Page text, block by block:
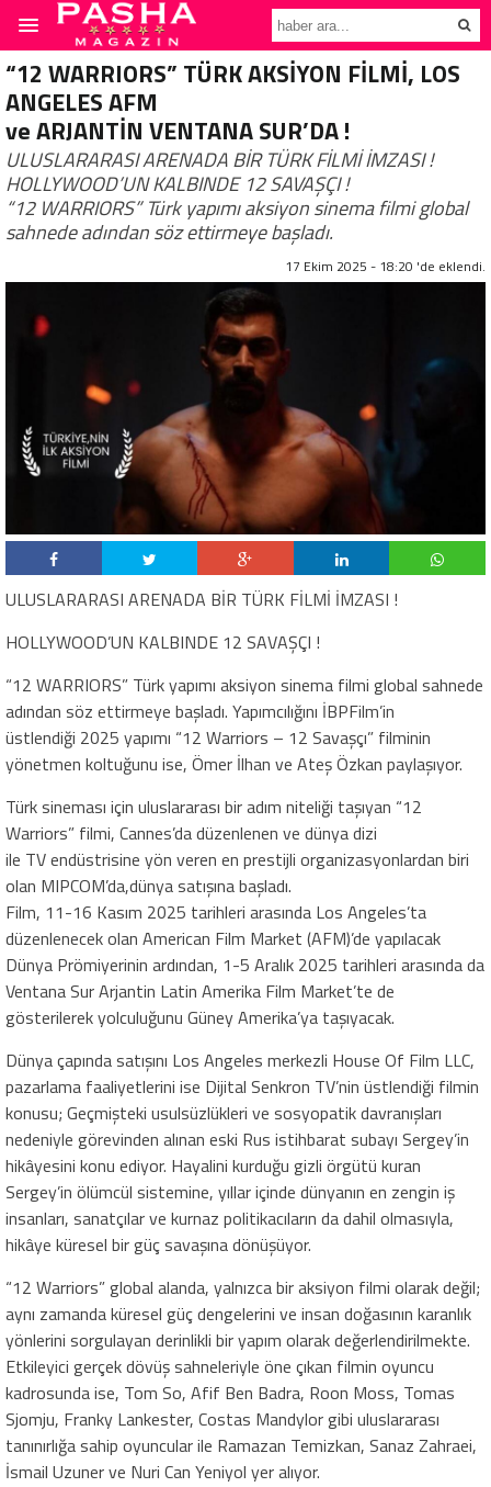
“12 WARRIORS” TÜRK AKSİYON FİLMİ, LOS
ANGELES AFM
ve ARJANTİN VENTANA SUR’DA !
ULUSLARARASI ARENADA BİR TÜRK FİLMİ İMZASI !
HOLLYWOOD’UN KALBINDE 12 SAVAŞÇI !
“12 WARRIORS” Türk yapımı aksiyon sinema filmi global
sahnede adından söz ettirmeye başladı.
17 Ekim 2025 - 18:20 'de eklendi.
ULUSLARARASI ARENADA BİR TÜRK FİLMİ İMZASI !
HOLLYWOOD’UN KALBINDE 12 SAVAŞÇI !
“12 WARRIORS” Türk yapımı aksiyon sinema filmi global sahnede
adından söz ettirmeye başladı. Yapımcılığını İBPFilm’in
üstlendiği 2025 yapımı “12 Warriors – 12 Savaşçı” filminin
yönetmen koltuğunu ise, Ömer İlhan ve Ateş Özkan paylaşıyor.
Türk sineması için uluslararası bir adım niteliği taşıyan “12
Warriors” filmi, Cannes’da düzenlenen ve dünya dizi
ile TV endüstrisine yön veren en prestijli organizasyonlardan biri
olan MIPCOM’da,dünya satışına başladı.
Film, 11-16 Kasım 2025 tarihleri arasında Los Angeles’ta
düzenlenecek olan American Film Market (AFM)’de yapılacak
Dünya Prömiyerinin ardından, 1-5 Aralık 2025 tarihleri arasında da
Ventana Sur Arjantin Latin Amerika Film Market’te de
gösterilerek yolculuğunu Güney Amerika’ya taşıyacak.
Dünya çapında satışını Los Angeles merkezli House Of Film LLC,
pazarlama faaliyetlerini ise Dijital Senkron TV’nin üstlendiği filmin
konusu; Geçmişteki usulsüzlükleri ve sosyopatik davranışları
nedeniyle görevinden alınan eski Rus istihbarat subayı Sergey’in
hikâyesini konu ediyor. Hayalini kurduğu gizli örgütü kuran
Sergey’in ölümcül sistemine, yıllar içinde dünyanın en zengin iş
insanları, sanatçılar ve kurnaz politikacıların da dahil olmasıyla,
hikâye küresel bir güç savaşına dönüşüyor.
“12 Warriors” global alanda, yalnızca bir aksiyon filmi olarak değil;
aynı zamanda küresel güç dengelerini ve insan doğasının karanlık
yönlerini sorgulayan derinlikli bir yapım olarak değerlendirilmekte.
Etkileyici gerçek dövüş sahneleriyle öne çıkan filmin oyuncu
kadrosunda ise, Tom So, Afif Ben Badra, Roon Moss, Tomas
Sjomju, Franky Lankester, Costas Mandylor gibi uluslararası
tanınırlığa sahip oyuncular ile Ramazan Temizkan, Sanaz Zahraei,
İsmail Uzuner ve Nuri Can Yeniyol yer alıyor.